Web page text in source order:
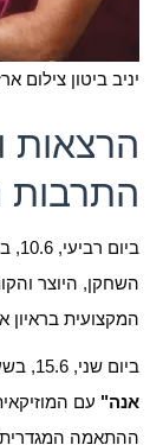
יניב ביטון צילום
הרצאות
התרבות
השחקן, היוצר
המקצועית בראיון
ביום שני, 15.6, בשעה 20:00, בתאו, תתקיים ההרצאה
אנה" עם
ההתאמה המגדרית